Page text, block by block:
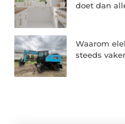
doet dan
Waarom
steeds